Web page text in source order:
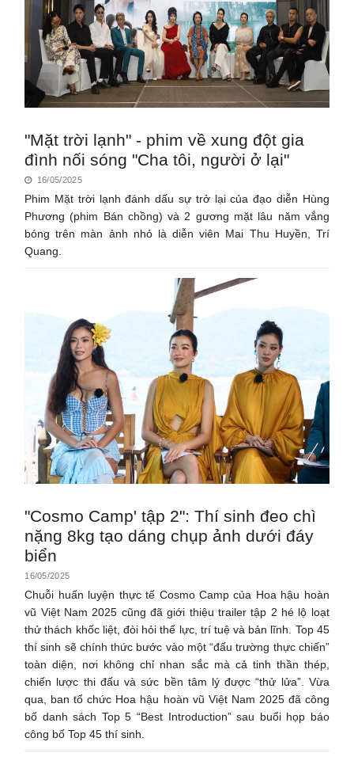
"Mặt trời lạnh" - phim về xung đột gia
đình nối sóng "Cha tôi, người ở lại"
16/05/2025
Phim Mặt trời lạnh đánh dấu sự trở lại của đạo diễn Hùng
Phương (phim Bán chồng) và 2 gương mặt lâu năm vắng
bóng trên màn ảnh nhỏ là diễn viên Mai Thu Huyền, Trí
Quang.
"Cosmo Camp' tập 2": Thí sinh đeo chì
nặng 8kg tạo dáng chụp ảnh dưới đáy
biển
16/05/2025
Chuỗi huấn luyện thực tế Cosmo Camp của Hoa hậu hoàn
vũ Việt Nam 2025 cũng đã giới thiệu trailer tập 2 hé lộ loạt
thử thách khốc liệt, đòi hỏi thể lực, trí tuệ và bản lĩnh. Top 45
thí sinh sẽ chính thức bước vào một “đấu trường thực chiến”
toàn diện, nơi không chỉ nhan sắc mà cả tinh thần thép,
chiến lược thi đấu và sức bền tâm lý được “thử lửa”. Vừa
qua, ban tổ chức Hoa hậu hoàn vũ Việt Nam 2025 đã công
bố danh sách Top 5 “Best Introduction” sau buổi họp báo
công bố Top 45 thí sinh.